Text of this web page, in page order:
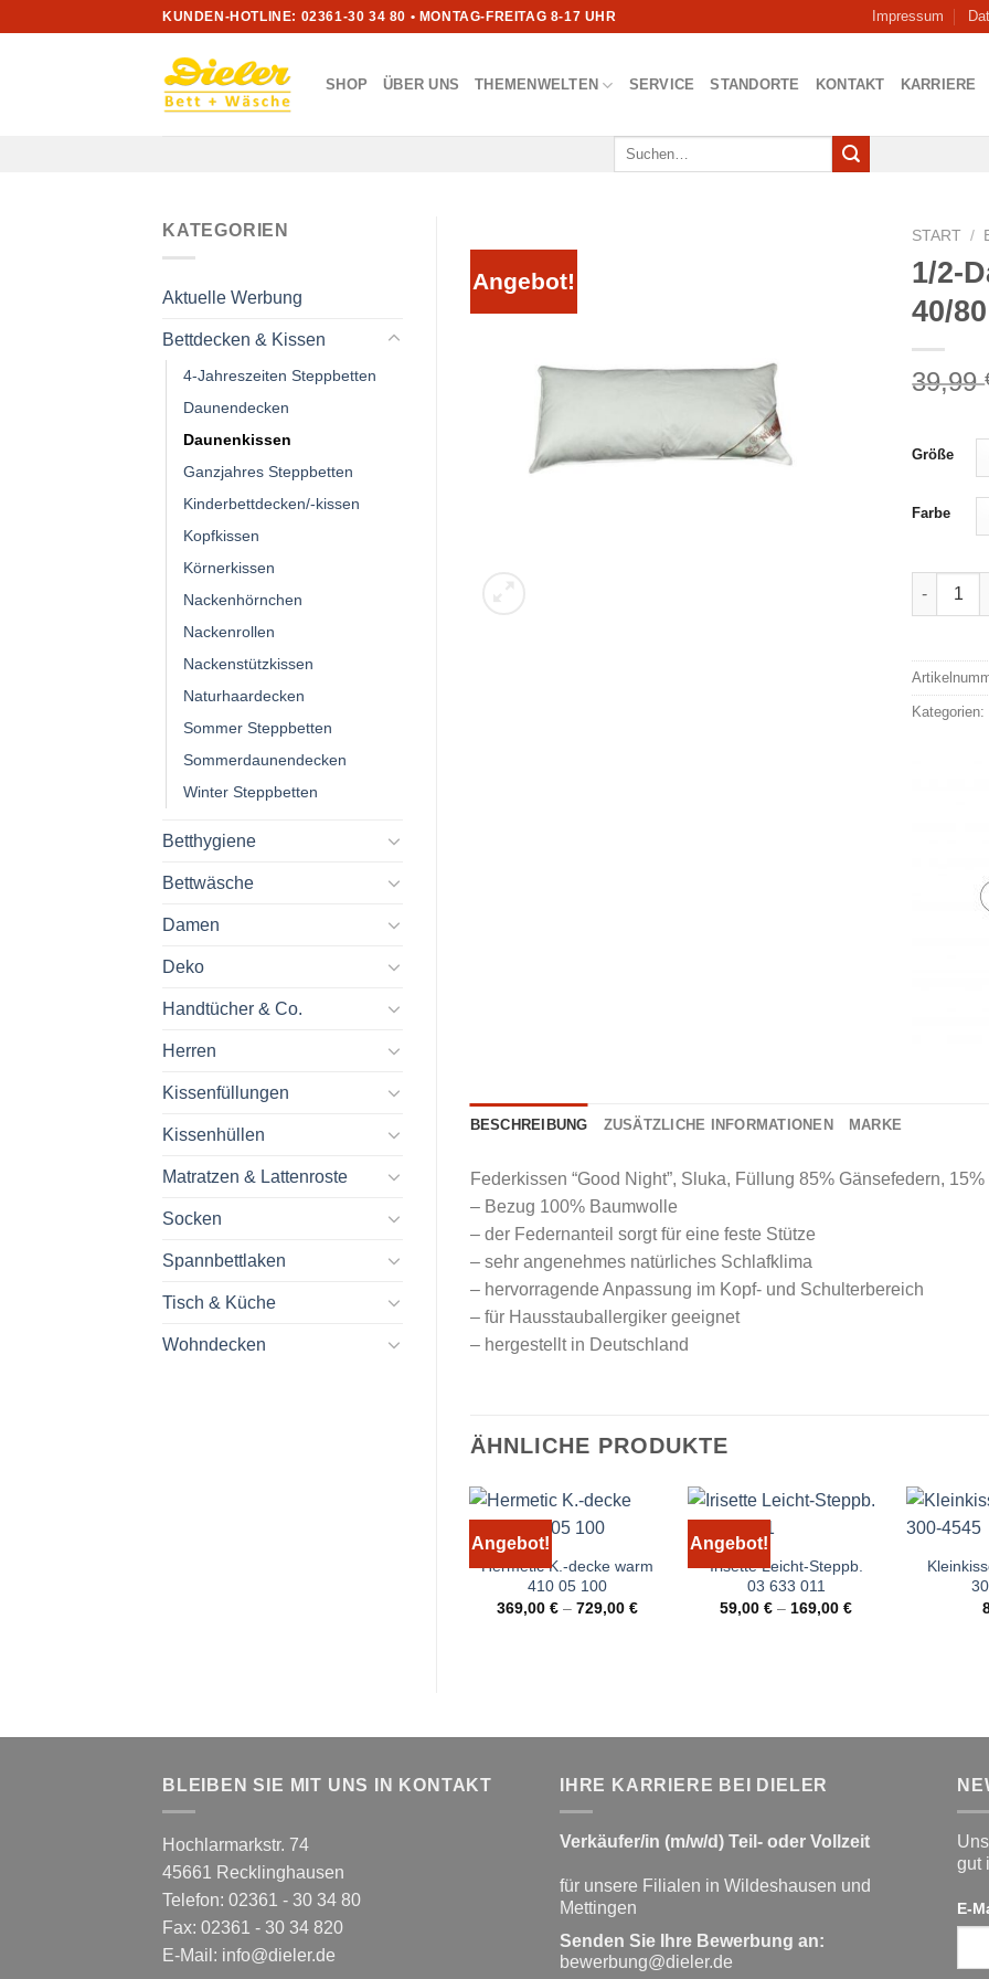
KUNDEN-HOTLINE: 02361-30 34 80 • MONTAG-FREITAG 8-17 UHR Impressum
SHOP ÜBER UNS THEMENWELTEN SERVICE STANDORTE KONTAKT KARRIERE
Suchen
KATEGORIEN
Aktuelle Werbung
Bettdecken & Kissen
4-Jahreszeiten Steppbetten
Daunendecken
Daunenkissen
Ganzjahres Steppbetten
Kinderbettdecken/-kissen
Kopfkissen
Körnerkissen
Nackenhörnchen
Nackenrollen
Nackenstützkissen
Naturhaardecken
Sommer Steppbetten
Sommerdaunendecken
Winter Steppbetten
Betthygiene
Bettwäsche
Damen
Deko
Handtücher & Co.
Herren
Kissenfüllungen
Kissenhüllen
Matratzen & Lattenroste
Socken
Spannbettlaken
Tisch & Küche
Wohndecken
Angebot!
START /
1/2-
40/80
39,99
Größe
Farbe
1/2-
Kategorien:
BESCHREIBUNG ZUSÄTZLICHE INFORMATIONEN MARKE
Federkissen “Good Night”, Sluka, Füllung 85% Gänsefedern,
– Bezug 100% Baumwolle
– der Federnanteil sorgt für eine feste Stütze
– sehr angenehmes natürliches Schlafklima
– hervorragende Anpassung im Kopf- und Schulterbereich
– für Hausstauballergiker geeignet
– hergestellt in Deutschland
ÄHNLICHE PRODUKTE
Angebot!
Hermetic K.-decke warm
410 05 100
369,00€ –729,00€
Angebot!
Irisette Leicht-Steppb.
03 633 011
59,00€ – 169,00€
BLEIBEN SIE MIT UNS IN KONTAKT
Hochlarmarkstr. 74
45661 Recklinghausen
Telefon: 02361 - 30 34 80
Fax: 02361 - 30 34 820
E-Mail: info@dieler.de
IHRE KARRIERE BEI DIELER
Verkäufer/in (m/w/d) Teil- oder Vollzeit
für unsere Filialen in Wildeshausen und
Mettingen
Senden Sie Ihre Bewerbung an:
bewerbung@dieler.de
gut
E-